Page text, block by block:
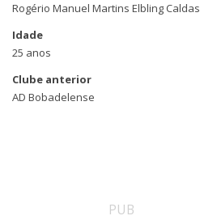
Rogério Manuel Martins Elbling Caldas
Idade
25 anos
Clube anterior
AD Bobadelense
PUB